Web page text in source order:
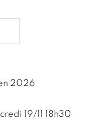
2026
19/11 18h30